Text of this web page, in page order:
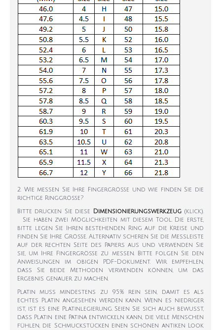
2. Wie messen Sie Ihre Fingergröße und wie finden Sie die
richtige Ringgröße?
Bitte drucken Sie diese Dimensionierungswerkzeug (klick).
Sie haben zwei Möglichkeiten mit diesem Tool. Die erste,
bitte legen Sie Ihren bestehenden Ring auf die Kreise und
finden Sie Ihre Größe. Alternativ scheren Sie die Messleiste
auf der rechten Seite des Papiers aus und verwenden Sie
sie, um Ihre Fingergröße zu messen. Bitte folgen Sie den
Anweisungen im obigen PDF-Dokument. Wir empfehlen,
dass Sie beide Methoden verwenden können, um das
Ergebnis genauer zu machen.
Platin muss mindestens zu 95% rein sein, damit es als
echtes Platin angesehen werden kann. Wenn es niedriger
ist, ist es eine Platinlegierung. Seien Sie sich auch bewusst,
dass Platin eine Patina entwickeln kann, die viele Menschen
fühlen, die Schmuckstücken einen schönen antiken Look